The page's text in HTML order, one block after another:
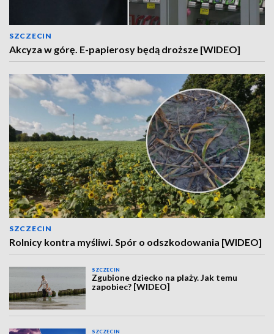
SZCZECIN
Akcyza w górę. E-papierosy będą droższe [WIDEO]
SZCZECIN
Rolnicy kontra myśliwi. Spór o odszkodowania [WIDEO]
SZCZECIN
Zgubione dziecko na plaży. Jak temu
zapobiec? [WIDEO]
SZCZECIN